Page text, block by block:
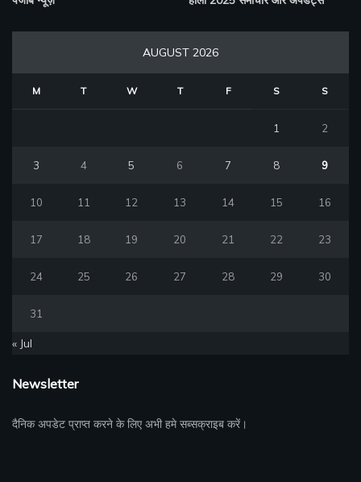
AUGUST 2026
M T W T F S S
1 2
3 4 5 6 7 8 9
10 11 12 13 14 15 16
17 18 19 20 21 22 23
24 25 26 27 28 29 30
31
« Jul
Newsletter
दैनिक अपडेट प्राप्त करने के लिए अभी हमे सब्सक्राइब करें।